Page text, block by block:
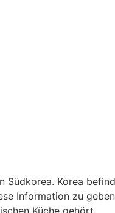
Südkorea. Korea
Information zu
Küche gehört.